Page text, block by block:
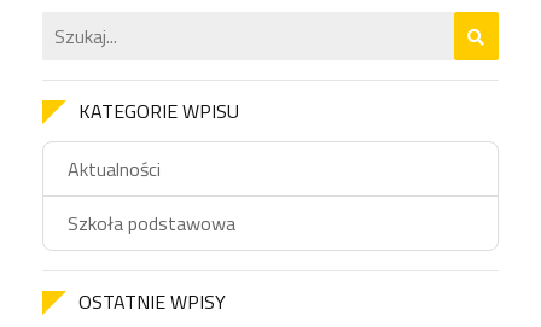
KATEGORIE WPISU
Aktualności
Szkoła podstawowa
OSTATNIE WPISY